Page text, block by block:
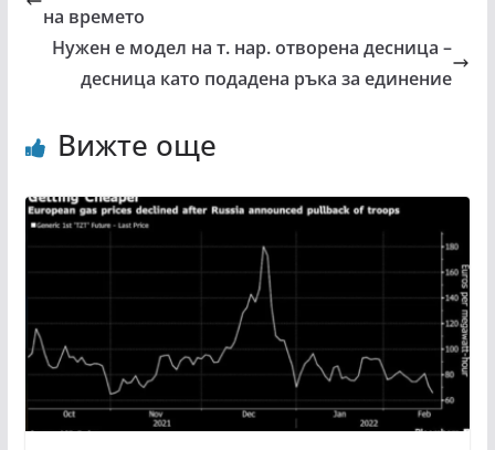
на времето
Нужен е модел на т. нар. отворена десница –
десница като подадена ръка за единение
Вижте още